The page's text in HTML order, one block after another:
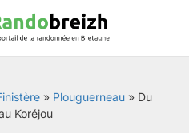
» Plouguerneau » Du
Koréjou